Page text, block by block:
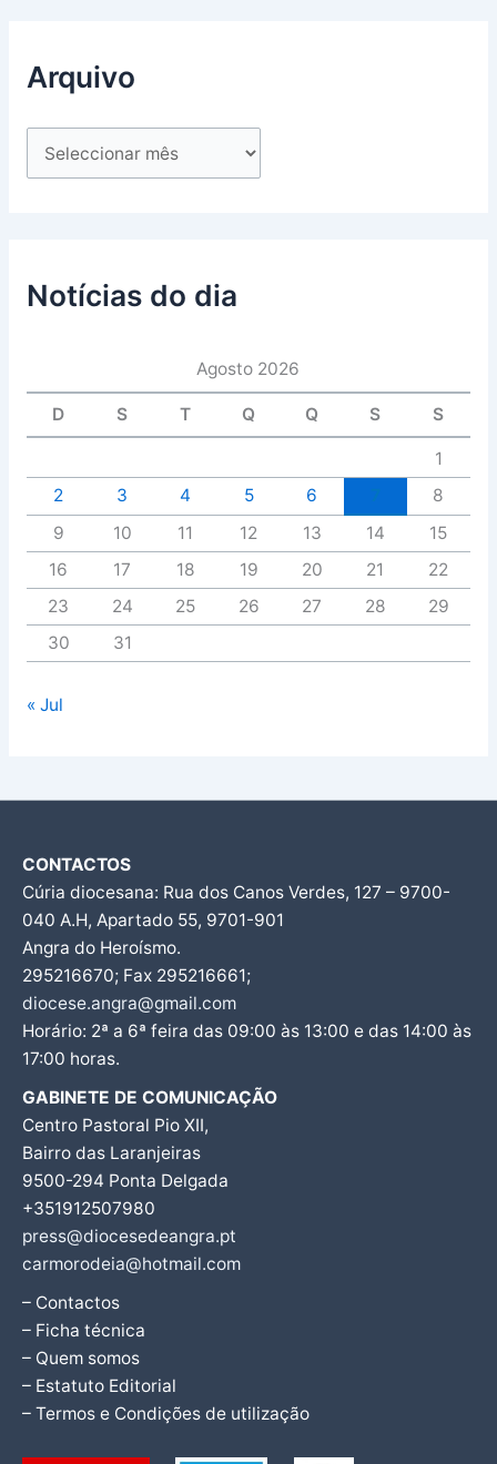
Arquivo
Notícias do dia
Agosto 2026
D S T Q Q S S
1
2
3 4 5 6
8
9
10 11 12 13 14
15
16
17 18 19 20 21
22
23
24 25 26 27 28
29
30
31
« Jul
CONTACTOS
Cúria diocesana: Rua dos Canos Verdes, 127 – 9700-
040 A.H, Apartado 55, 9701-901
Angra do Heroísmo.
295216670; Fax 295216661;
diocese.angra@gmail.com
Horário: 2ª a 6ª feira das 09:00 às 13:00 e das 14:00 às
17:00 horas.
GABINETE DE COMUNICAÇÃO
Centro Pastoral Pio XII,
Bairro das Laranjeiras
9500-294 Ponta Delgada
+351912507980
press@diocesedeangra.pt
carmorodeia@hotmail.com
– Contactos
– Ficha técnica
– Quem somos
– Estatuto Editorial
– Termos e Condições de utilização